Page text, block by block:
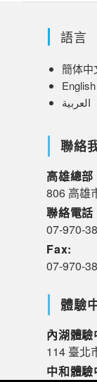
語言
簡体中
English
العربية
聯絡
高雄總部
806 高雄
聯絡電話
07-970-
Fax:
07-970-
體驗
內湖體驗
114 臺北
中和體驗